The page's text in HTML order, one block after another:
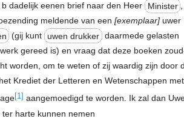
dadelijk eenen brief naar den Heer Minister ,
meldende van een exemplaar uwer
(gij kunt uwen drukker daarmede gelasten
gereed is) en vraag dat deze boeken
worden, om te weten of zij waardig zijn door
Krediet der Letteren en Wetenschappen met
[1] aangemoedigd te worden. Ik zal dan
ter harte kunnen nemen